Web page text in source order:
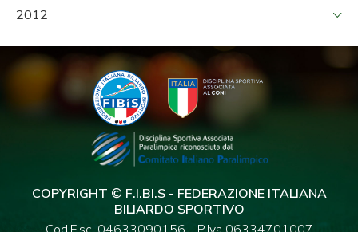
2012
COPYRIGHT © F.I.BI.S - FEDERAZIONE ITALIANA
BILIARDO SPORTIVO